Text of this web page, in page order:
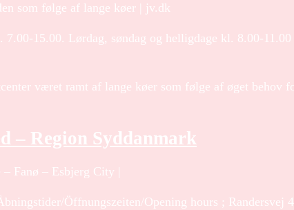
som følge af lange køer | jv.dk
15.00. Lørdag, søndag og helligdage kl. 8.00-
været ramt af lange køer som følge af øget behov
– Region Syddanmark
Fanø – Esbjerg City |
Öffnungszeiten/Opening hours ; Randersvej